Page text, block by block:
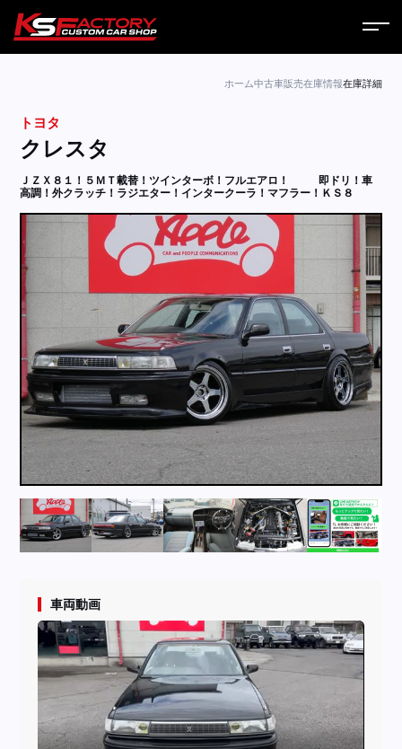
サービス
コラム
ニュース
営業日
お問い合わせ
採用情報
店舗問い合わせ
ホーム中古車販売在庫情報在庫詳細
トヨタ
クレスタ
ＪＺＸ８１！５ＭＴ載替！ツインターボ！フルエアロ！
即ドリ！車
高調！外クラッチ！ラジエター！インタークーラ！マフラー！ＫＳ８
車両動画